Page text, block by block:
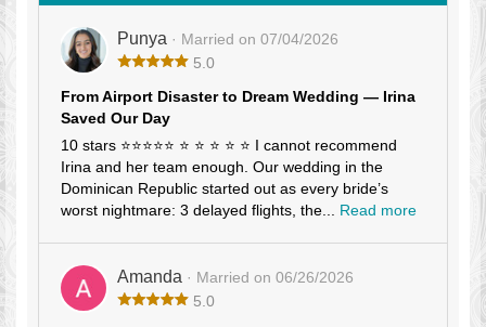
Punya · Married on 07/04/2026
5.0
From Airport Disaster to Dream Wedding — Irina
Saved Our Day
10 stars ⭐⭐⭐⭐⭐ ⭐ ⭐ ⭐ ⭐ ⭐ I cannot recommend
Irina and her team enough. Our wedding in the
Dominican Republic started out as every bride’s
worst nightmare: 3 delayed flights, the... Read more
Amanda · Married on 06/26/2026
5.0